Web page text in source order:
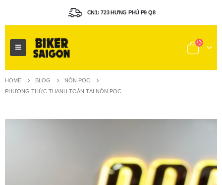
CN1: 723 HƯNG PHÚ P9 Q8
HOME BLOG
NÓN POC
PHƯƠNG THỨC THANH TOÁN TẠI NÓN POC